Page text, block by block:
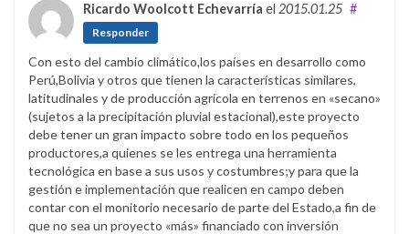
Ricardo Woolcott Echevarría el 2015.01.25 #
Responder
Con esto del cambio climático,los países en desarrollo como
Perú,Bolivia y otros que tienen la características similares,
latitudinales y de producción agrícola en terrenos en «secano»
(sujetos a la precipitación pluvial estacional),este proyecto
debe tener un gran impacto sobre todo en los pequeños
productores,a quienes se les entrega una herramienta
tecnológica en base a sus usos y costumbres;y para que la
gestión e implementación que realicen en campo deben
contar con el monitorio necesario de parte del Estado,a fin de
que no sea un proyecto «más» financiado con inversión